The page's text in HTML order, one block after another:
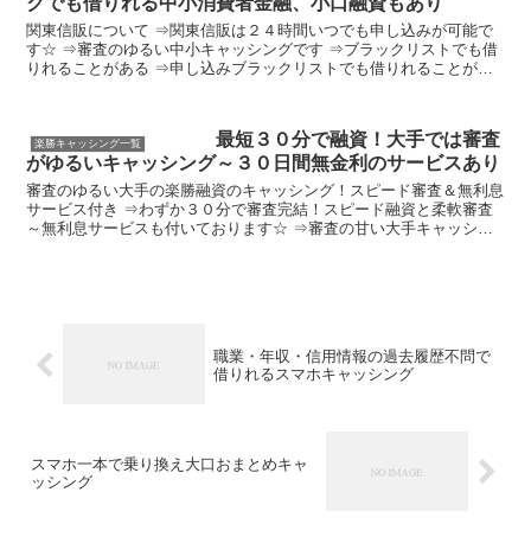
関東信販について ⇒関東信販は２４時間いつでも申し込みが可能で
す☆ ⇒審査のゆるい中小キャッシングです ⇒ブラックリストでも借
りれることがある ⇒申し込みブラックリストでも借りれることがあ
楽勝キャッシング一覧
最短３０分で融資！大手では審査
がゆるいキャッシング～３０日間無金利のサービスあり
審査のゆるい大手の楽勝融資のキャッシング！スピード審査＆無利息
サービス付き ⇒わずか３０分で審査完結！スピード融資と柔軟審査
～無利息サービスも付いております☆ ⇒審査の甘い大手キャッシン
職業・年収・信用情報の過去履歴不問で
借りれるスマホキャッシング
スマホ一本で乗り換え大口おまとめキャ
ッシング